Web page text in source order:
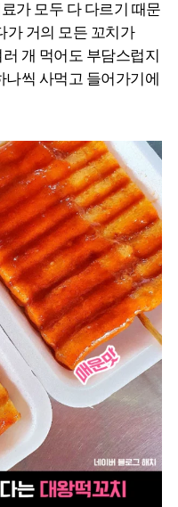
가 모두 다 다르기 때문
가 거의 모든 꼬치가
개 먹어도 부담스럽지
나씩 사먹고 들어가기에